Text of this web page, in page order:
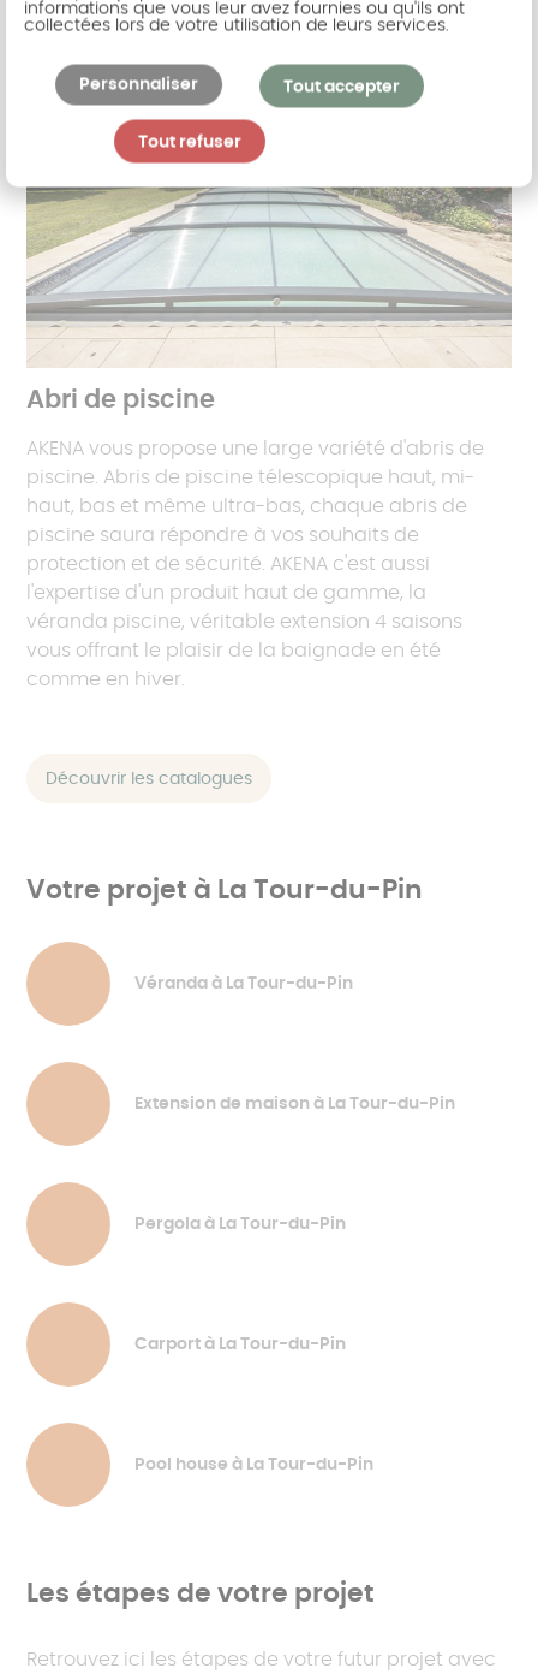
Abri de piscine
AKENA vous propose une large variété d'abris de
piscine. Abris de piscine télescopique haut, mi-
haut, bas et même ultra-bas, chaque abris de
piscine saura répondre à vos souhaits de
protection et de sécurité. AKENA c'est aussi
l'expertise d'un produit haut de gamme, la
véranda piscine, véritable extension 4 saisons
vous offrant le plaisir de la baignade en été
comme en hiver.
Découvrir les catalogues
Votre projet à La Tour-du-Pin
Véranda à La Tour-du-Pin
Extension de maison à La Tour-du-Pin
Pergola à La Tour-du-Pin
Carport à La Tour-du-Pin
Pool house à La Tour-du-Pin
Les étapes de votre projet
Retrouvez ici les étapes de votre futur projet avec
informations que vous leur avez fournies ou qu'ils ont
collectées lors de votre utilisation de leurs services.
Tout accepter
Tout refuser
Personnaliser